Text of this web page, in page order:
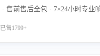
售前售后全包 · 7×24小时专业
已售1799+